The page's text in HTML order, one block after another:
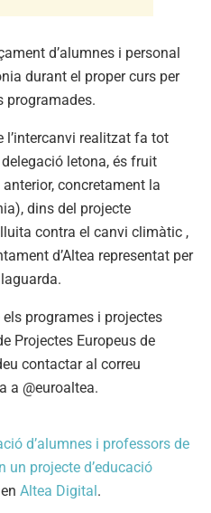
d’alumnes i personal
durant el proper curs per
programades.
l’intercanvi realitzat fa tot
letona, és fruit
concretament la
dins del projecte
lluita contra el canvi climàtic ,
d’Altea representat per
programes i projectes
Projectes Europeus de
contactar al correu
a @euroaltea.
d’alumnes i professors de
un projecte d’educació
Altea Digital.